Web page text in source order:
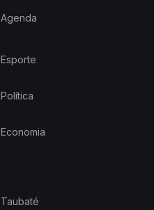
Agenda
Esporte
Política
Economia
Taubaté